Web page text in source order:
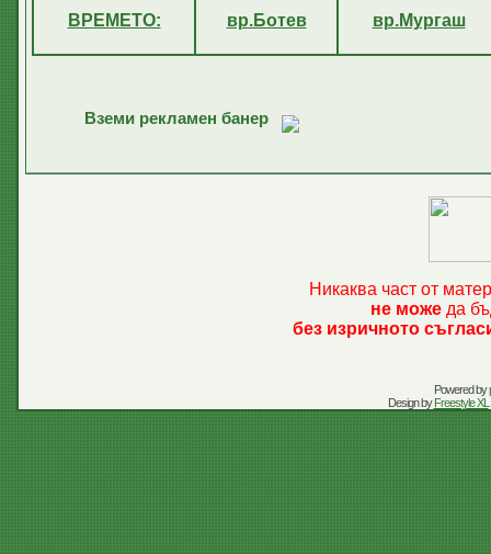
ВРЕМЕТО: вр.Ботев вр.Мургаш
Вземи рекламен банер
Никаква част от
не може да
без изричното
Powered by
Design byFreestyle XL